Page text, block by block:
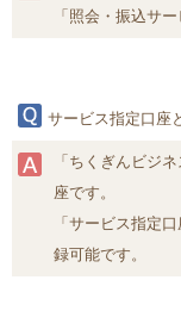
「照会・振込サ
サービス指定口座
「ちくぎんビジ
座です。
「サービス指定
録可能です。